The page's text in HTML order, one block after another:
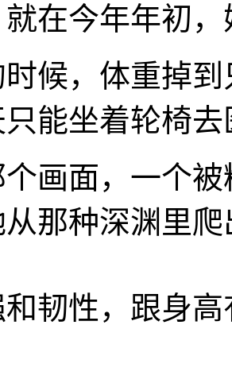
在今年年初
候，体重掉
能坐着轮椅去
画面，一个
那种深渊里
韧性，跟身